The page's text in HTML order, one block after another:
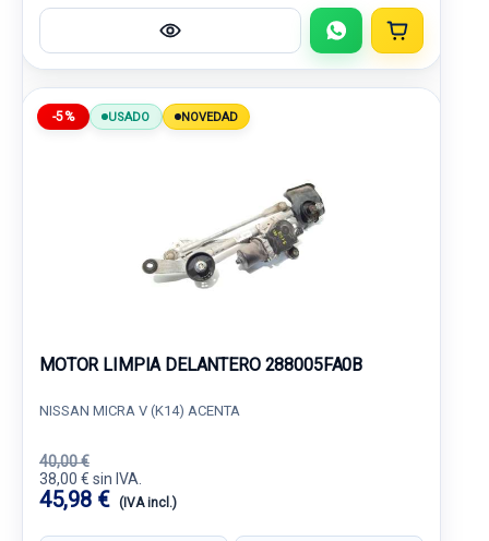
-5% USADO NOVEDAD
MOTOR LIMPIA DELANTERO 288005FA0B
NISSAN MICRA V (K14) ACENTA
40,00 €
38,00 € sin IVA.
45,98 € (IVA incl.)